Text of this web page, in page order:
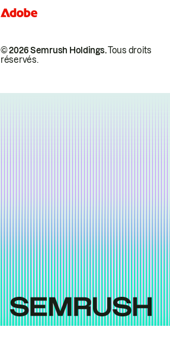
© 2026 Semrush Holdings.Tous droits
réservés.